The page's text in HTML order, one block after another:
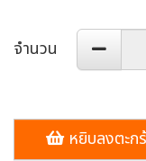
จำนวน
หยิบลงตะก